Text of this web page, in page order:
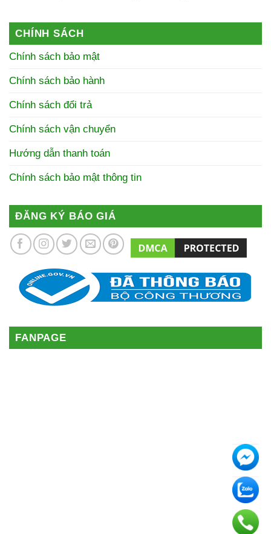
CHÍNH SÁCH
Chính sách bảo mật
Chính sách bảo hành
Chính sách đổi trả
Chính sách vận chuyển
Hướng dẫn thanh toán
Chính sách bảo mật thông tin
ĐĂNG KÝ BÁO GIÁ
FANPAGE